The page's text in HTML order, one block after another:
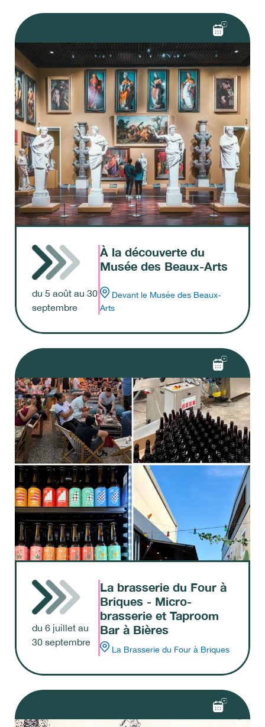
du 5 août au 30
septembre
À la découverte du
Musée des Beaux-Arts
Devant le Musée des Beaux-
Arts
du 6 juillet au
30 septembre
La brasserie du Four à
Briques - Micro-
brasserie et Taproom
Bar à Bières
La Brasserie du Four à Briques